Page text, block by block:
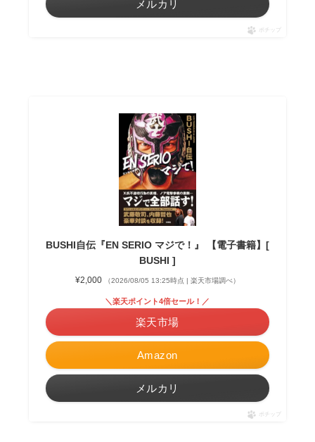
メルカリ
ポチップ
BUSHI自伝『EN SERIO マジで！』 【電子書籍】[
BUSHI ]
¥2,000 （2026/08/05 13:25時点 | 楽天市場調べ）
Amazon
＼楽天ポイント4倍セール！／
楽天市場
メルカリ
ポチップ